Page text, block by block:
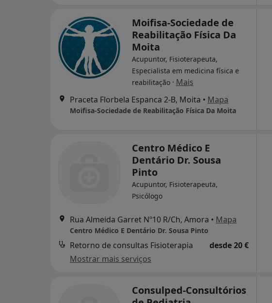
Moifisa-Sociedade de
Reabilitação Física Da
Moita
Acupuntor, Fisioterapeuta,
Especialista em medicina física e
reabilitação · Mais
Praceta Florbela Espanca 2-B, Moita • Mapa
Moifisa-Sociedade de Reabilitação Física Da Moita
Centro Médico E
Dentário Dr. Sousa
Pinto
Acupuntor, Fisioterapeuta,
Psicólogo
Rua Almeida Garret Nº10 R/Ch, Amora • Mapa
Centro Médico E Dentário Dr. Sousa Pinto
Retorno de consultas Fisioterapia
desde 20 €
Mostrar mais serviços
Consulped-Consultórios